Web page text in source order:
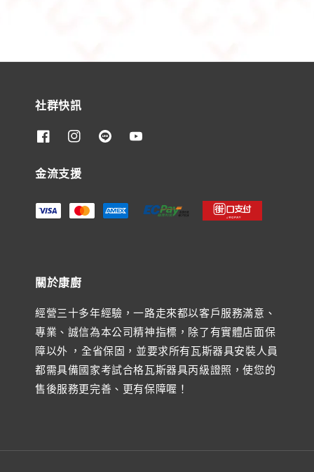
社群快訊
金流支援
關於康廚
經營三十多年經驗，一路走來都以客戶服務滿意、
專業、誠信為本公司精神指標，除了有實體店面保
障以外 ，全省保固，並要求所有瓦斯器具安裝人員
都需具備國家考試合格瓦斯器具丙級證照，使您的
售後服務更完善、更有保障喔！